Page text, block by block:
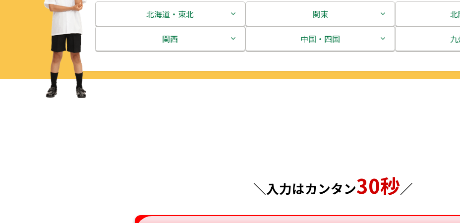
北海道・東北
北海道
関東
茨城県
神奈川県
関西
中国・四国
徳島県
＼入力はカンタン30秒／